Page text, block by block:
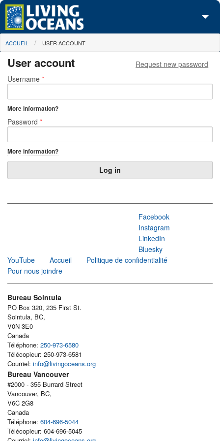
Skip to main content
À propos de nous
Nos campagnes
Les Cartes
You are here
ACCUEIL USER ACCOUNT
User account
Primary tabs
Request new password
Username *
More information?
Password *
More information?
Facebook
Instagram
LinkedIn
Bluesky
YouTube
Accueil
Politique de confidentialité
Pour nous joindre
Bureau Sointula
PO Box 320, 235 First St.
Sointula, BC,
V0N 3E0
Canada
Téléphone: 250-973-6580
Télécopieur: 250-973-6581
Courriel: info@livingoceans.org
Bureau Vancouver
#2000 - 355 Burrard Street
Vancouver, BC,
V6C 2G8
Canada
Téléphone: 604-696-5044
Télécopieur: 604-696-5045